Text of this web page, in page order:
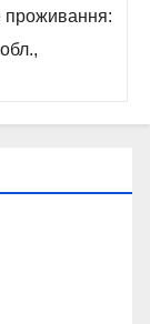
проживання: